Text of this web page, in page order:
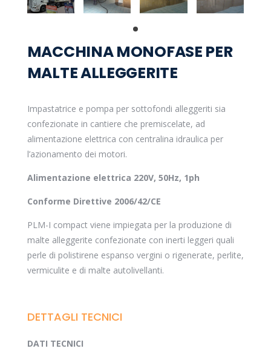
MACCHINA MONOFASE PER
MALTE ALLEGGERITE
Impastatrice e pompa per sottofondi alleggeriti sia
confezionate in cantiere che premiscelate, ad
alimentazione elettrica con centralina idraulica per
l’azionamento dei motori.
Alimentazione elettrica 220V, 50Hz, 1ph
Conforme Direttive 2006/42/CE
PLM-I compact viene impiegata per la produzione di
malte alleggerite confezionate con inerti leggeri quali
perle di polistirene espanso vergini o rigenerate, perlite,
vermiculite e di malte autolivellanti.
DETTAGLI TECNICI
DATI TECNICI